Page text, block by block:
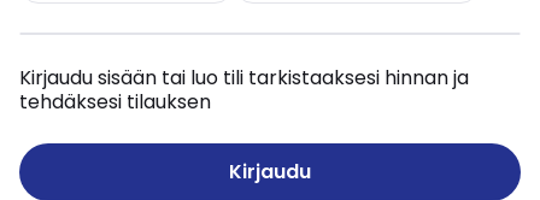
Kirjaudu sisään tai luo tili tarkistaaksesi hinnan ja
tehdäksesi tilauksen
Kirjaudu